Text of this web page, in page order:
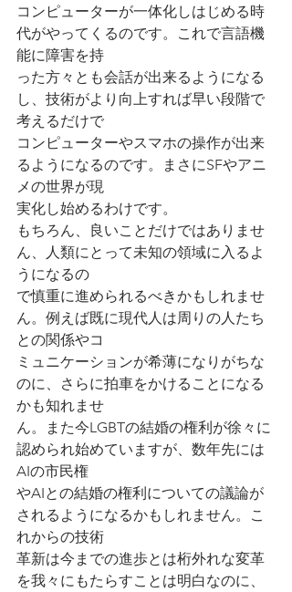
コンピューターが一体化しはじめる時
代がやってくるのです。これで言語機
能に障害を持
った方々とも会話が出来るようになる
し、技術がより向上すれば早い段階で
考えるだけで
コンピューターやスマホの操作が出来
るようになるのです。まさにSFやアニ
メの世界が現
実化し始めるわけです。
もちろん、良いことだけではありませ
ん、人類にとって未知の領域に入るよ
うになるの
で慎重に進められるべきかもしれませ
ん。例えば既に現代人は周りの人たち
との関係やコ
ミュニケーションが希薄になりがちな
のに、さらに拍車をかけることになる
かも知れませ
ん。また今LGBTの結婚の権利が徐々に
認められ始めていますが、数年先には
AIの市民権
やAIとの結婚の権利についての議論が
されるようになるかもしれません。こ
れからの技術
革新は今までの進歩とは桁外れな変革
を我々にもたらすことは明白なのに、